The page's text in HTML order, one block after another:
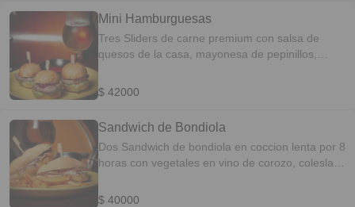
Mini Hamburguesas
Tres Sliders de carne premium con salsa de
quesos de la casa, mayonesa de pepinillos,
Acompañadas de Papitas a la Francesa
$ 42000
Sandwich de Bondiola
Dos Sandwich de bondiola en coccion lenta por 8
horas con vegetales en vino de corozo, coleslaw,
$ 40000